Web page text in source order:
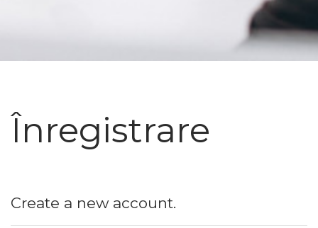
Înregistrare
Create a new account.